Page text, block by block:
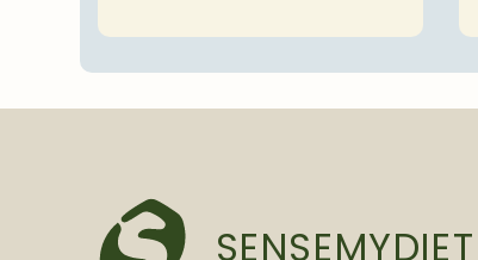
SENSEMYDIET